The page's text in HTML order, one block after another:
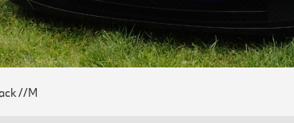
//M